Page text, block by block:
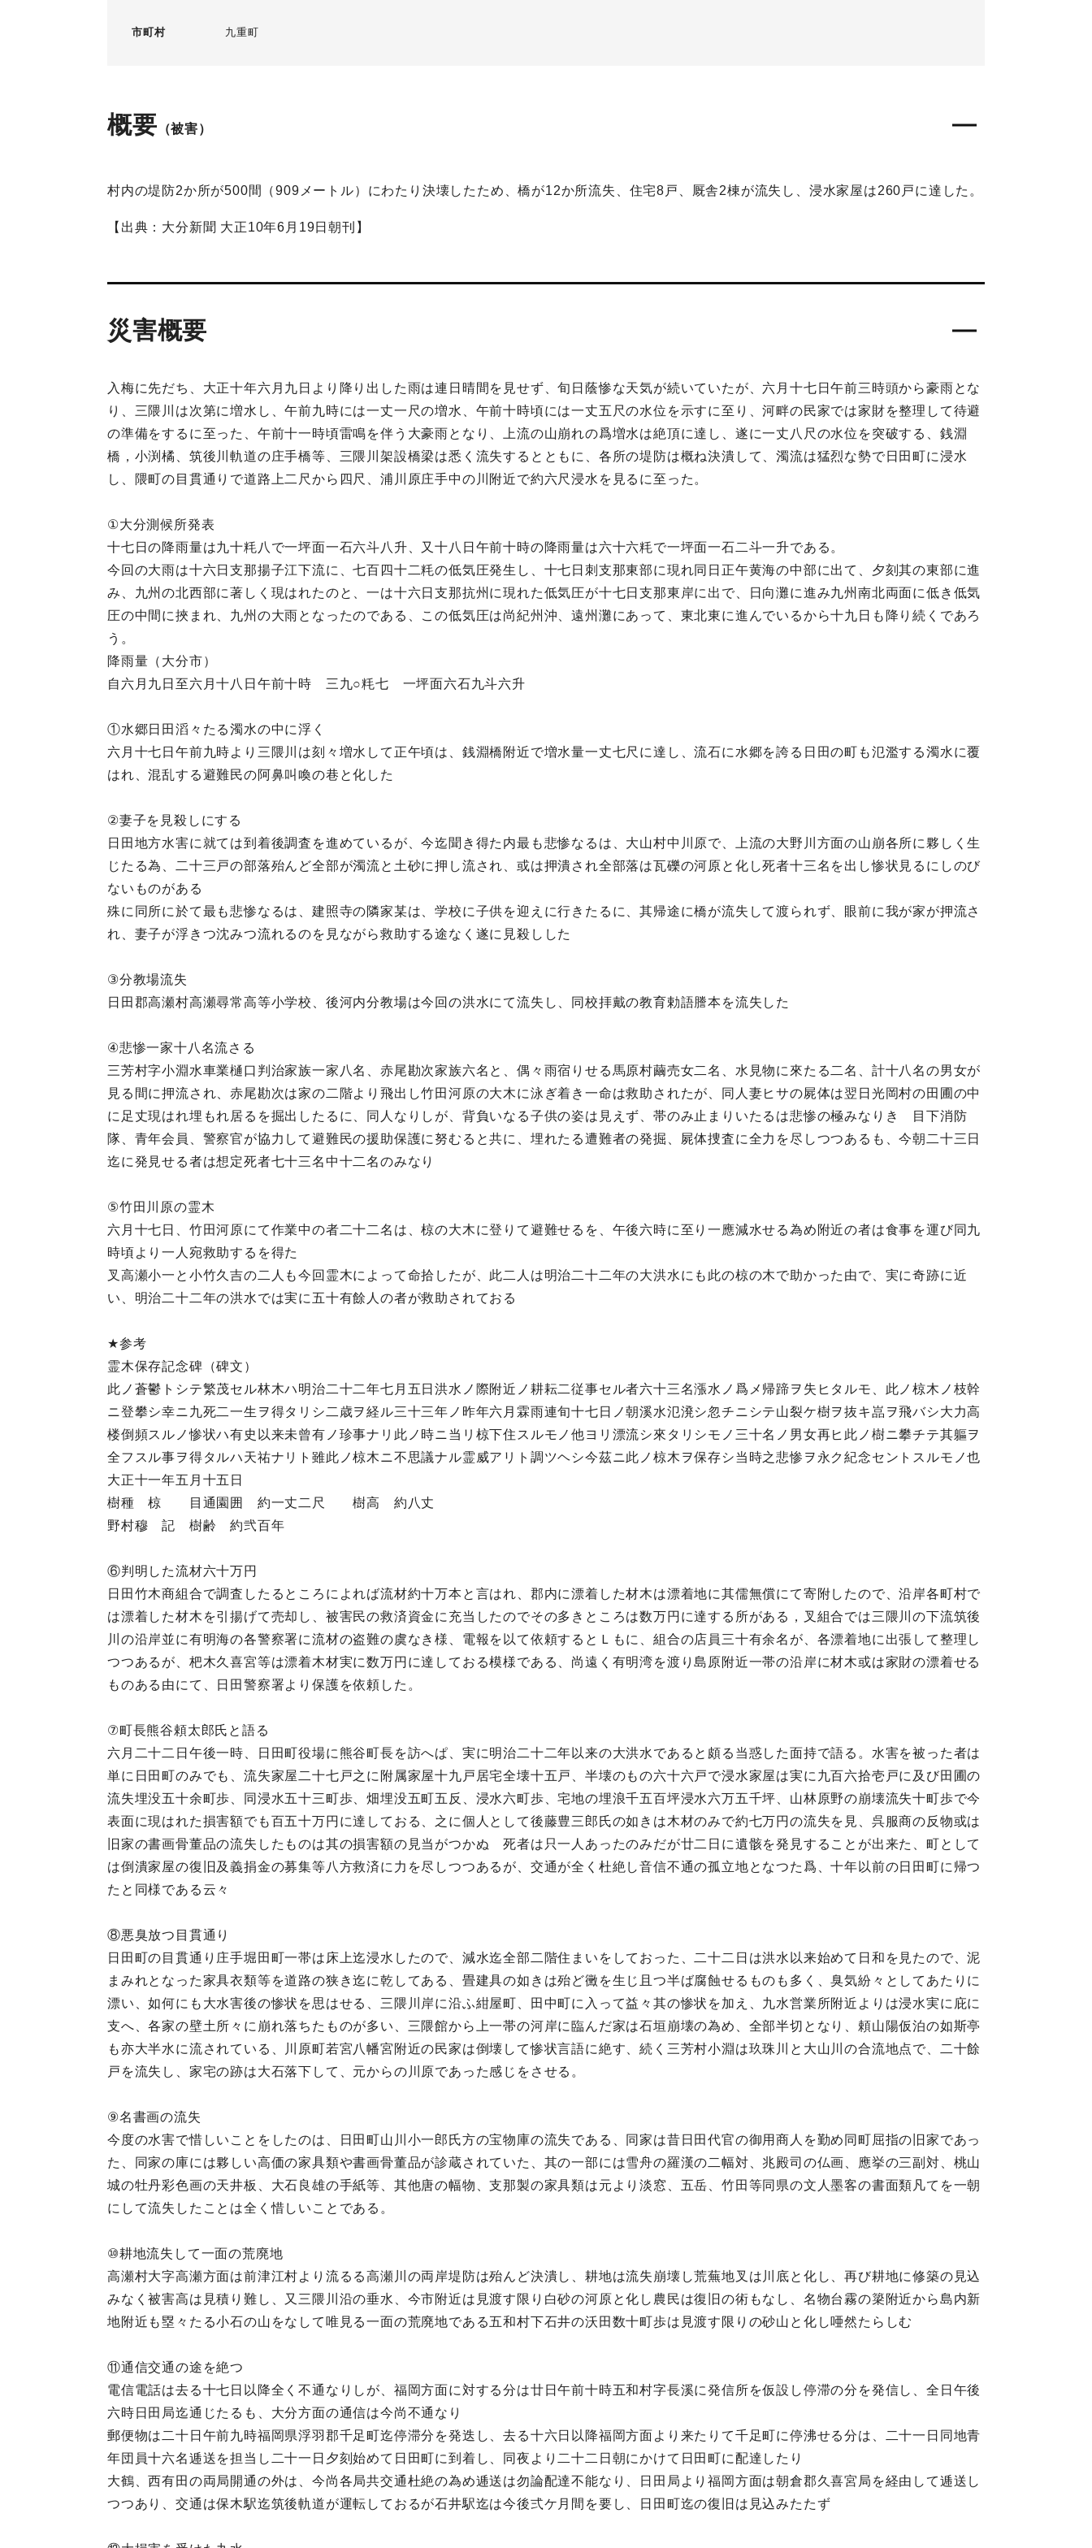
市町村 九重町
概要 （被害）
村内の堤防2か所が500間（909メートル）にわたり決壊したため、橋が12か所流失、住宅8戸、厩舎2棟が流失し、浸水家屋は260戸に達した。
【出典：大分新聞 大正10年6月19日朝刊】
災害概要
入梅に先だち、大正十年六月九日より降り出した雨は連日晴間を見せず、旬日蔭惨な天気が続いていたが、六月十七日午前三時頭から豪雨とな
り、三隈川は次第に増水し、午前九時には一丈一尺の増水、午前十時頃には一丈五尺の水位を示すに至り、河畔の民家では家財を整理して待避
の準備をするに至った、午前十一時頃雷鳴を伴う大豪雨となり、上流の山崩れの爲増水は絶頂に達し、遂に一丈八尺の水位を突破する、銭淵
橋，小渕橘、筑後川軌道の庄手橋等、三隈川架設橋梁は悉く流失するとともに、各所の堤防は概ね決潰して、濁流は猛烈な勢で日田町に浸水
し、隈町の目貫通りで道路上二尺から四尺、浦川原庄手中の川附近で約六尺浸水を見るに至った。
①大分測候所発表
十七日の降雨量は九十粍八で一坪面一石六斗八升、又十八日午前十時の降雨量は六十六粍で一坪面一石二斗一升である。
今回の大雨は十六日支那揚子江下流に、七百四十二粍の低気圧発生し、十七日刺支那東部に現れ同日正午黄海の中部に出て、夕刻其の東部に進
み、九州の北西部に著しく現はれたのと、一は十六日支那抗州に現れた低気圧が十七日支那東岸に出で、日向灘に進み九州南北両面に低き低気
圧の中間に挾まれ、九州の大雨となったのである、この低気圧は尚紀州沖、遠州灘にあって、東北東に進んでいるから十九日も降り続くであろ
う。
降雨量（大分市）
自六月九日至六月十八日午前十時 三九○粍七 一坪面六石九斗六升
①水郷日田滔々たる濁水の中に浮く
六月十七日午前九時より三隈川は刻々増水して正午頃は、銭淵橋附近で増水量一丈七尺に達し、流石に水郷を誇る日田の町も氾濫する濁水に覆
はれ、混乱する避難民の阿鼻叫喚の巷と化した
②妻子を見殺しにする
日田地方水害に就ては到着後調査を進めているが、今迄聞き得た内最も悲惨なるは、大山村中川原で、上流の大野川方面の山崩各所に夥しく生
じたる為、二十三戸の部落殆んど全部が濁流と土砂に押し流され、或は押潰され全部落は瓦礫の河原と化し死者十三名を出し惨状見るにしのび
ないものがある
殊に同所に於て最も悲惨なるは、建照寺の隣家某は、学校に子供を迎えに行きたるに、其帰途に橋が流失して渡られず、眼前に我が家が押流さ
れ、妻子が浮きつ沈みつ流れるのを見ながら救助する途なく遂に見殺しした
③分教場流失
日田郡高瀬村高瀬尋常高等小学校、後河内分教場は今回の洪水にて流失し、同校拝戴の教育勅語謄本を流失した
④悲惨一家十八名流さる
三芳村字小淵水車業樋口判治家族一家八名、赤尾勘次家族六名と、偶々雨宿りせる馬原村繭売女二名、水見物に來たる二名、計十八名の男女が
見る間に押流され、赤尾勘次は家の二階より飛出し竹田河原の大木に泳ぎ着き一命は救助されたが、同人妻ヒサの屍体は翌日光岡村の田圃の中
に足丈現はれ埋もれ居るを掘出したるに、同人なりしが、背負いなる子供の姿は見えず、帯のみ止まりいたるは悲惨の極みなりき 目下消防
隊、青年会員、警察官が協力して避難民の援助保護に努むると共に、埋れたる遭難者の発掘、屍体捜査に全力を尽しつつあるも、今朝二十三日
迄に発見せる者は想定死者七十三名中十二名のみなり
⑤竹田川原の霊木
六月十七日、竹田河原にて作業中の者二十二名は、椋の大木に登りて避難せるを、午後六時に至り一應減水せる為め附近の者は食事を運び同九
時頃より一人宛救助するを得た
叉高瀬小一と小竹久吉の二人も今回霊木によって命拾したが、此二人は明治二十二年の大洪水にも此の椋の木で助かった由で、実に奇跡に近
い、明治二十二年の洪水では実に五十有餘人の者が救助されておる
★参考
霊木保存記念碑（碑文）
此ノ蒼鬱トシテ繁茂セル林木ハ明治二十二年七月五日洪水ノ際附近ノ耕耘二従事セル者六十三名漲水ノ爲メ帰蹄ヲ失ヒタルモ、此ノ椋木ノ枝幹
ニ登攀シ幸ニ九死二一生ヲ得タリシ二歳ヲ経ル三十三年ノ昨年六月霖雨連旬十七日ノ朝溪水氾溌シ忽チニシテ山裂ケ樹ヲ抜キ嵓ヲ飛バシ大力高
楼倒頻スルノ惨状ハ有史以来未曾有ノ珍事ナリ此ノ時ニ当リ椋下住スルモノ他ヨリ漂流シ來タリシモノ三十名ノ男女再ヒ此ノ樹ニ攀チテ其軀ヲ
全フスル事ヲ得タルハ天祐ナリト雖此ノ椋木ニ不思議ナル霊威アリト調ツヘシ今茲ニ此ノ椋木ヲ保存シ当時之悲惨ヲ永ク紀念セントスルモノ也
大正十一年五月十五日
樹種 椋 目通園囲 約一丈二尺 樹高 約八丈
野村穆 記 樹齢 約弐百年
⑥判明した流材六十万円
日田竹木商組合で調査したるところによれば流材約十万本と言はれ、郡内に漂着した材木は漂着地に其儒無償にて寄附したので、沿岸各町村で
は漂着した材木を引揚げて売却し、被害民の救済資金に充当したのでその多きところは数万円に達する所がある，叉組合では三隈川の下流筑後
川の沿岸並に有明海の各警察署に流材の盗難の虞なき様、電報を以て依頼するとＬもに、組合の店員三十有余名が、各漂着地に出張して整理し
つつあるが、杷木久喜宮等は漂着木材実に数万円に達しておる模様である、尚遠く有明湾を渡り島原附近一帯の沿岸に材木或は家財の漂着せる
ものある由にて、日田警察署より保護を依頼した。
⑦町長熊谷頼太郎氏と語る
六月二十二日午後一時、日田町役場に熊谷町長を訪へぱ、実に明治二十二年以来の大洪水であると頗る当惑した面持で語る。水害を被った者は
単に日田町のみでも、流失家屋二十七戸之に附属家屋十九戸居宅全壊十五戸、半壊のもの六十六戸で浸水家屋は実に九百六拾壱戸に及び田圃の
流失埋没五十余町歩、同浸水五十三町歩、畑埋没五町五反、浸水六町歩、宅地の埋浪千五百坪浸水六万五千坪、山林原野の崩壊流失十町歩で今
表面に現はれた損害額でも百五十万円に達しておる、之に個人として後藤豊三郎氏の如きは木材のみで約七万円の流失を見、呉服商の反物或は
旧家の書画骨董品の流失したものは其の損害額の見当がつかぬ 死者は只一人あったのみだが廿二日に遺骸を発見することが出来た、町として
は倒潰家屋の復旧及義捐金の募集等八方救済に力を尽しつつあるが、交通が全く杜絶し音信不通の孤立地となつた爲、十年以前の日田町に帰つ
たと同様である云々
⑧悪臭放つ目貫通り
日田町の目貫通り庄手堀田町一帯は床上迄浸水したので、減水迄全部二階住まいをしておった、二十二日は洪水以来始めて日和を見たので、泥
まみれとなった家具衣類等を道路の狭き迄に乾してある、畳建具の如きは殆ど黴を生じ且つ半ば腐蝕せるものも多く、臭気紛々としてあたりに
漂い、如何にも大水害後の惨状を思はせる、三隈川岸に沿ふ紺屋町、田中町に入って益々其の惨状を加え、九水営業所附近よりは浸水実に庇に
支へ、各家の壁土所々に崩れ落ちたものが多い、三隈館から上一帯の河岸に臨んだ家は石垣崩壊の為め、全部半切となり、頼山陽仮泊の如斯亭
も亦大半水に流されている、川原町若宮八幡宮附近の民家は倒壊して惨状言語に絶す、続く三芳村小淵は玖珠川と大山川の合流地点で、二十餘
戸を流失し、家宅の跡は大石落下して、元からの川原であった感じをさせる。
⑨名書画の流失
今度の水害で惜しいことをしたのは、日田町山川小一郎氏方の宝物庫の流失である、同家は昔日田代官の御用商人を勤め同町屈指の旧家であっ
た、同家の庫には夥しい高価の家具類や書画骨董品が診蔵されていた、其の一部には雪舟の羅漢の二幅対、兆殿司の仏画、應挙の三副対、桃山
城の牡丹彩色画の天井板、大石良雄の手紙等、其他唐の幅物、支那製の家具類は元より淡窓、五岳、竹田等同県の文人墨客の書面類凡てを一朝
にして流失したことは全く惜しいことである。
⑩耕地流失して一面の荒廃地
高瀬村大字高瀬方面は前津江村より流るる高瀬川の両岸堤防は殆んど決潰し、耕地は流失崩壊し荒蕪地叉は川底と化し、再び耕地に修築の見込
みなく被害高は見積り難し、又三隈川沿の垂水、今市附近は見渡す限り白砂の河原と化し農民は復旧の術もなし、名物台霧の簗附近から島内新
地附近も塁々たる小石の山をなして唯見る一面の荒廃地である五和村下石井の沃田数十町歩は見渡す限りの砂山と化し唖然たらしむ
⑪通信交通の途を絶つ
電信電話は去る十七日以降全く不通なりしが、福岡方面に対する分は廿日午前十時五和村字長溪に発信所を仮設し停滞の分を発信し、全日午後
六時日田局迄通じたるも、大分方面の通信は今尚不通なり
郵便物は二十日午前九時福岡県浮羽郡千足町迄停滞分を発迭し、去る十六日以降福岡方面より来たりて千足町に停沸せる分は、二十一日同地青
年団員十六名逓送を担当し二十一日夕刻始めて日田町に到着し、同夜より二十二日朝にかけて日田町に配達したり
大鶴、西有田の両局開通の外は、今尚各局共交通杜絶の為め逓送は勿論配達不能なり、日田局より福岡方面は朝倉郡久喜宮局を経由して逓送し
つつあり、交通は保木駅迄筑後軌道が運転しておるが石井駅迄は今後弍ケ月間を要し、日田町迄の復旧は見込みたたず